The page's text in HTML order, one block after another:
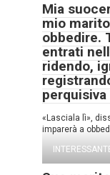
Mia
mio
obbedire.
entrati
ridendo,
«Lasciala lì»,
imparerà a